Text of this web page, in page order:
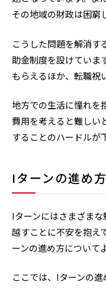
その地域の財政は困窮
こうした問題を解消す
助金制度を設けていま
もらえるほか、転職祝
地方での生活に憧れを
費用を考えると難しい
することのハードルが
Iターンの進め方
Iターンにはさまざま
越すことに不安を抱え
ーンの進め方について
ここでは、Iターンの進